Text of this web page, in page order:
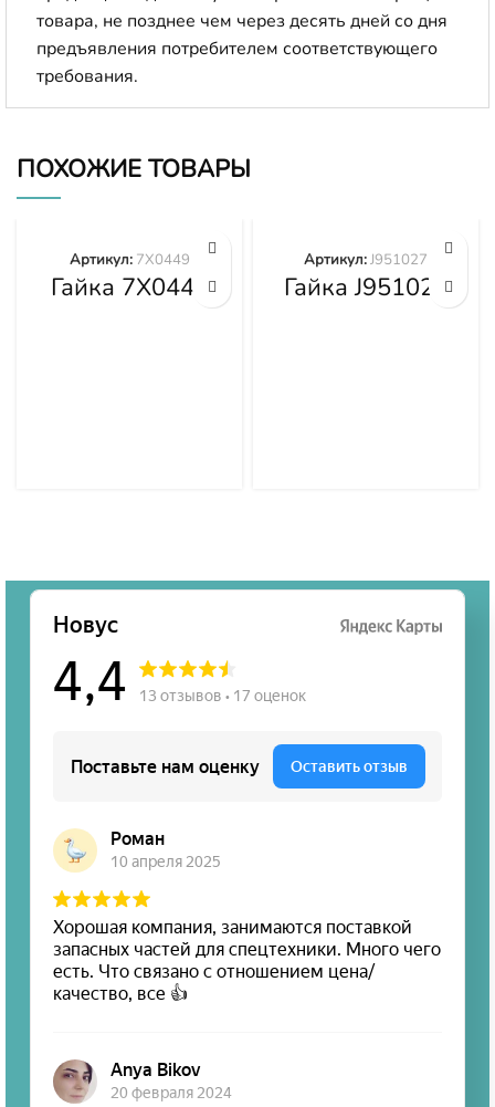
товара, не позднее чем через десять дней со дня
предъявления потребителем соответствующего
требования.
ПОХОЖИЕ ТОВАРЫ
Гайка 7X0449
Артикул: 7X0449
Гайка J951027
Артикул:J951027